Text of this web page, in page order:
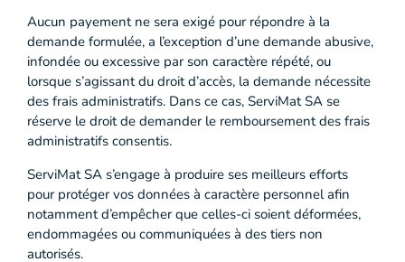
Aucun payement ne sera exigé pour répondre à la
demande formulée, a l’exception d’une demande abusive,
infondée ou excessive par son caractère répété, ou
lorsque s’agissant du droit d’accès, la demande nécessite
des frais administratifs. Dans ce cas, ServiMat SA se
réserve le droit de demander le remboursement des frais
administratifs consentis.
ServiMat SA s’engage à produire ses meilleurs efforts
pour protéger vos données à caractère personnel afin
notamment d’empêcher que celles-ci soient déformées,
endommagées ou communiquées à des tiers non
autorisés.